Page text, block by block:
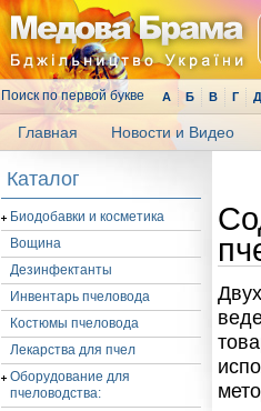
Поиск по первой букве А Б В Г Д
Главная Новости и Видео
Каталог
Биодобавки и косметика
Вощина
Дезинфектанты
Инвентарь пчеловода
Костюмы пчеловода
Лекарства для пчел
Оборудование для
пчеловодства: